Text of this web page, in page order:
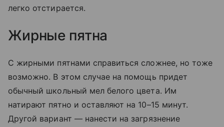
легко отстирается.
Жирные пятна
С жирными пятнами справиться сложнее, но тоже
возможно. В этом случае на помощь придет
обычный школьный мел белого цвета. Им
натирают пятно и оставляют на 10–15 минут.
Другой вариант — нанести на загрязнение